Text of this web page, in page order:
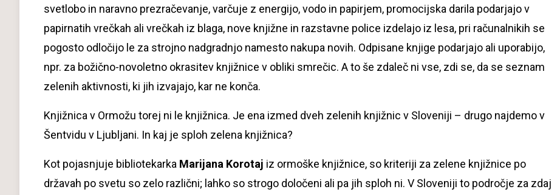
svetlobo in naravno prezračevanje, varčuje z energijo, vodo in papirjem, promocijska darila podarjajo v
papirnatih vrečkah ali vrečkah iz blaga, nove knjižne in razstavne police izdelajo iz lesa, pri računalnikih se
pogosto odločijo le za strojno nadgradnjo namesto nakupa novih. Odpisane knjige podarjajo ali uporabijo,
npr. za božično-novoletno okrasitev knjižnice v obliki smrečic. A to še zdaleč ni vse, zdi se, da se seznam
zelenih aktivnosti, ki jih izvajajo, kar ne konča.
Knjižnica v Ormožu torej ni le knjižnica. Je ena izmed dveh zelenih knjižnic v Sloveniji – drugo najdemo v
Šentvidu v Ljubljani. In kaj je sploh zelena knjižnica?
Kot pojasnjuje bibliotekarka Marijana Korotaj iz ormoške knjižnice, so kriteriji za zelene knjižnice po
državah po svetu so zelo različni; lahko so strogo določeni ali pa jih sploh ni. V Sloveniji to področje za zdaj